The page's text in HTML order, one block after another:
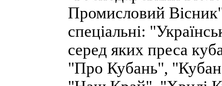
Промисловий
спеціальні:
серед яких преса
"Про Кубань",